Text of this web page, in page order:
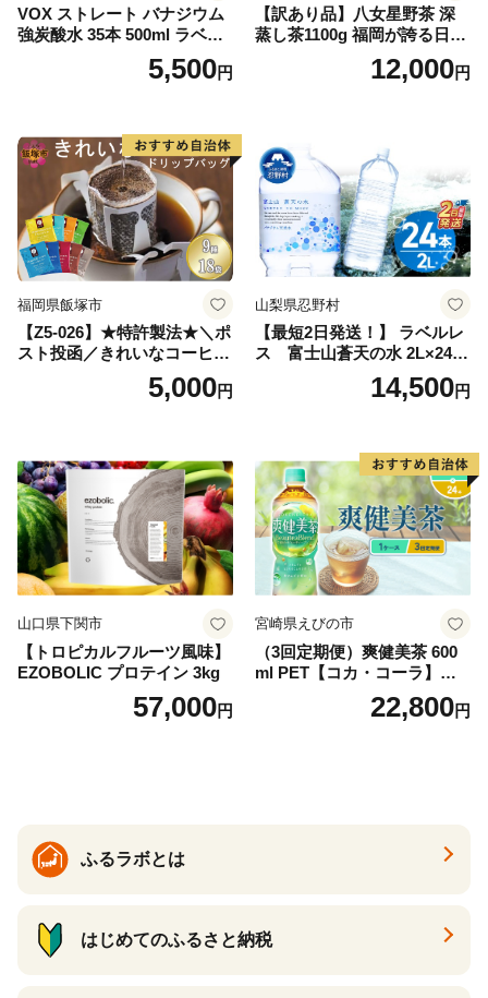
VOX ストレート バナジウム
強炭酸水 35本 500ml ラベル
レス【富士吉田市限定カート
5,500円
【訳あり品】八女星野茶 深
蒸し茶1100g 福岡が誇る日本
茶_ 訳アリ 常温 お茶 茶袋 常
備品 おちゃ ocha 茶葉 緑茶
小分け お土産 お取り寄せ グ
ルメ 福岡 九州 福岡県 国産
日本 ふかむし茶 ふかむし 家
庭用 自宅用 ちゃ りょくちゃ
ふかむしちゃ 急須 甘み 川崎
町 送料無料
12,000円
福岡県飯塚市
【Z5-026】★特許製法★＼ポ
スト投函／きれいなコーヒー
ドリップバッグ9種セット(18
袋)ゆうパケットでお届け！
5,000円
山梨県忍野村
【最短2日発送！】 ラベルレ
ス 富士山蒼天の水 2L×24本
（4ケース）※離島不可 天然
水 ミネラルウォーター 水 ペ
産 シリカ ミネラル 美容 備蓄
防災 長期保存 富士山 山梨県
忍野村
14,500円
山口県下関市
【トロピカルフルーツ風味】
EZOBOLIC プロテイン 3kg
57,000円
宮崎県えびの市
（3回定期便）爽健美茶 600
ml PET【コカ・コーラ】ペ
ットボトル 1ケース(24本) 定
期便 3回(72本) セット お茶
22,800円
ふるラボとは
はじめてのふるさと納税